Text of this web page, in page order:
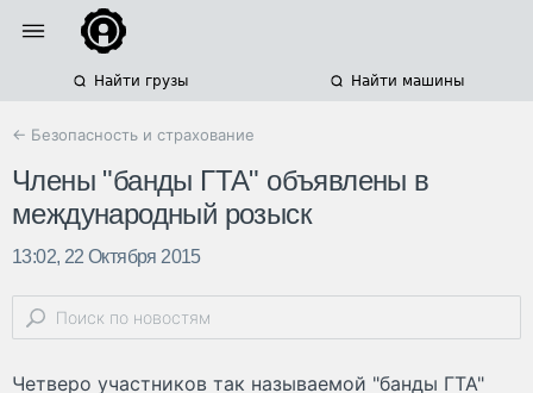
Найти грузы Найти машины
← Безопасность и страхование
Члены "банды ГТА" объявлены в
международный розыск
13:02, 22 Октября 2015
Четверо участников так называемой "банды ГТА"